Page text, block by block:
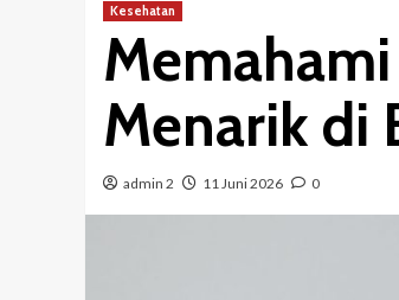
Kesehatan
Menarik di
admin 2 11 Juni 2026 0